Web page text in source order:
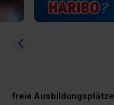
freie Ausbildungsplätze